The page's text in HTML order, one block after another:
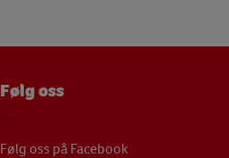
Følg oss
Følg oss på Facebook